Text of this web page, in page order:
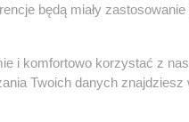
będą miały zastosowanie
i komfortowo korzystać z
Twoich danych znajdziesz